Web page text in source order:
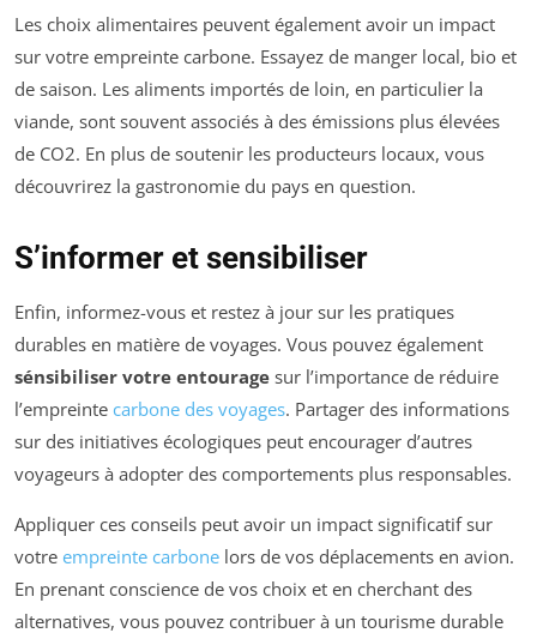
Les choix alimentaires peuvent également avoir un impact
sur votre empreinte carbone. Essayez de manger local, bio et
de saison. Les aliments importés de loin, en particulier la
viande, sont souvent associés à des émissions plus élevées
de CO2. En plus de soutenir les producteurs locaux, vous
découvrirez la gastronomie du pays en question.
S’informer et sensibiliser
Enfin, informez-vous et restez à jour sur les pratiques
durables en matière de voyages. Vous pouvez également
sénsibiliser votre entourage sur l’importance de réduire
l’empreinte carbone des voyages. Partager des informations
sur des initiatives écologiques peut encourager d’autres
voyageurs à adopter des comportements plus responsables.
Appliquer ces conseils peut avoir un impact significatif sur
votre empreinte carbone lors de vos déplacements en avion.
En prenant conscience de vos choix et en cherchant des
alternatives, vous pouvez contribuer à un tourisme durable